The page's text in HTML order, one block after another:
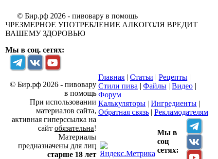
© Бир.рф 2026 - пивовару в помощь
ЧРЕЗМЕРНОЕ УПОТРЕБЛЕНИЕ АЛКОГОЛЯ ВРЕДИТ
ВАШЕМУ ЗДОРОВЬЮ
Мы в соц. сетях:
© Бир.рф 2026 - пивовару
в помощь
При использовании
материалов сайта,
активная гиперссылка на
сайт обязательна!
Материалы
предназначены для лиц
старше 18 лет
Главная | Статьи | Рецепты |
Стили пива | Файлы | Видео |
Форум
Калькуляторы | Ингредиенты |
Обратная связь | Рекламодателям
Мы в
соц
сетях: